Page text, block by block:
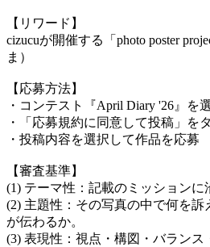
【リワード】
cizucuが開催する「photo poster
ま）
【応募方法】
・コンテスト『April Diary '26』を
・「応募規約に同意して投稿」を
・投稿内容を選択して作品を応募
【審査基準】
(1) テーマ性：記載のミッションに
(2) 主題性：その写真の中で何を訴
が伝わるか。
(3) 表現性：視点・構図・バランス